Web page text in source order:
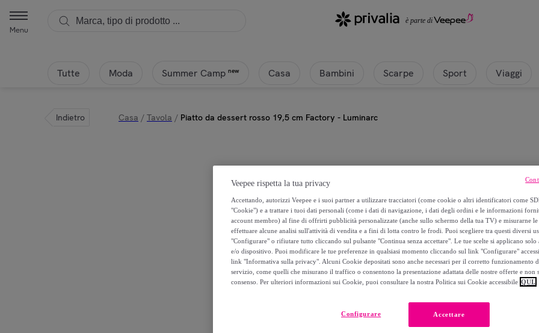
Menu
Tutte Moda Summer Camp new Casa Bambini Scarpe Sport Viaggi
Indietro Casa / Tavola / Piatto da dessert rosso 19,5 cm Factory - Luminarc
Piatto da dessert rosso 19,5 cm
4,00 €
5,00 €
- 20%
Piatto da dessert rosso 19,5 cm
Veepee rispetta la tua privacy
Accettando, autorizzi Veepee e i suoi partner a utilizzare tracciatori (come cookie o altri identificatori come
"Cookie") e a trattare i tuoi dati personali (come i dati di navigazione, i dati degli ordini e le informazioni
account membro) al fine di offrirti pubblicità personalizzate (anche sullo schermo della tua TV) e misurarne le
effettuare alcune analisi sull'attività di vendita e a fini di lotta contro le frodi. Puoi scegliere tra questi diversi
"Configurare" o rifiutare tutto cliccando sul pulsante "Continua senza accettare". Le tue scelte si applicano solo
e/o dispositivo. Puoi modificare le tue preferenze in qualsiasi momento cliccando sul link "Configurare"
link "Informativa sulla privacy". Alcuni Cookie depositati sono anche necessari per il corretto funzionamento
servizio, come quelli che misurano il traffico o consentono la presentazione adattata delle nostre offerte e non
consenso. Per ulteriori informazioni sui Cookie, puoi consultare la nostra Politica sui Cookie accessibile QUI.
Accettare
Configurare